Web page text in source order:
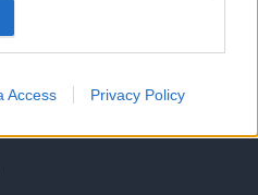
Access Privacy Policy